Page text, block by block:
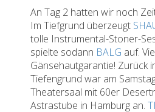
An Tag 2 hatten wir noch
Im Tiefgrund überzeugt
tolle Instrumental-Stoner-
spielte sodann BALG auf.
Gänsehautgarantie! Zurück
Tiefengrund war am
Theatersaal mit 60er
Astrastube in Hamburg an.